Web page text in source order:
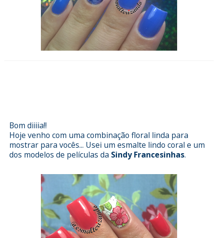
Bom diiiia!!
Hoje venho com uma combinação floral linda para
mostrar para vocês... Usei um esmalte lindo coral e um
dos modelos de películas da Sindy Francesinhas.